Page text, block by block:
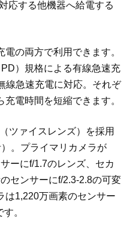
応する他機器へ給電する
の両方で利用できます。
）規格による有線急速充
線急速充電に対応。それぞ
電時間を短縮できます。
ツァイスレンズ）を採用
。プライマリカメラが
ーにf/1.7のレンズ、セカ
センサーにf/2.3-2.8の可変
は1,220万画素のセンサー
。